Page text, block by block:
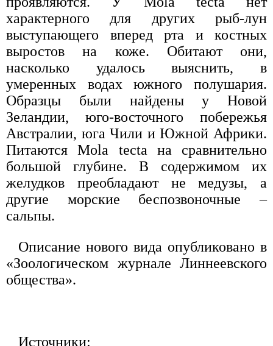
характерного для других рыб-лун
выступающего вперед рта и костных
выростов на коже. Обитают они,
насколько удалось выяснить, в
умеренных водах южного полушария.
Образцы были найдены у Новой
Зеландии, юго-восточного побережья
Австралии, юга Чили и Южной Африки.
Питаются Mola tecta на сравнительно
большой глубине. В содержимом их
желудков преобладают не медузы, а
другие морские беспозвоночные –
сальпы.
Описание нового вида опубликовано в
«Зоологическом журнале Линнеевского
общества».
Источники: